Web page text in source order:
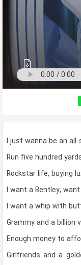
I just wanna be an
Run five hundred
Rockstar life, buying
I want a Bentley,
I want a whip with
Grammy and a billion
Enough money to
Girlfriends and a